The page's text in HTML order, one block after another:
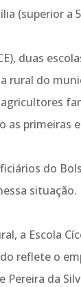
(superior a
duas
rural do
primeiras
do
situação.
a Escola
reflete o
da